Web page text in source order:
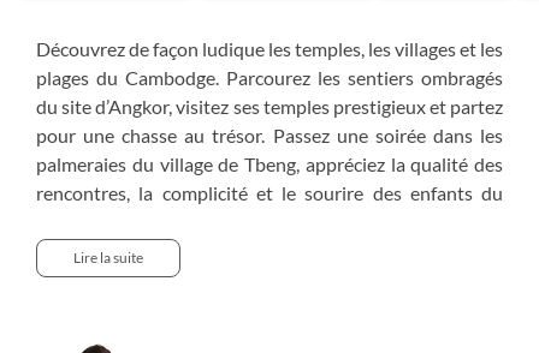
Découvrez de façon ludique les temples, les villages et les
plages du Cambodge. Parcourez les sentiers ombragés
du site d’Angkor, visitez ses temples prestigieux et partez
pour une chasse au trésor. Passez une soirée dans les
palmeraies du village de Tbeng, appréciez la qualité des
rencontres, la complicité et le sourire des enfants du
dans l’étonnant village lacustre de Kompong Phluk et
laissez-vous dériver au cœur de sa forêt inondée, avant
Lire la suite